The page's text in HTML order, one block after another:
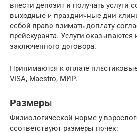
внести депозит и получать услуги
выходные и праздничные дни
собой право взимать доплату
прейскуранта. Услуги оказываются
заключенного договора.
Принимаются к оплате
VISA, Maestro, МИР.
Размеры
Физиологической норме у
соответствуют размеры почек: